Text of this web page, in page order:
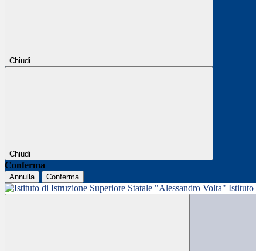
Chiudi
Chiudi
Conferma
Annulla Conferma
Istituto